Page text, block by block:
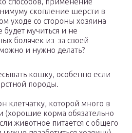
скопление шерсти в
уходе со стороны хозяина
мучиться и не
болячек из-за своей
и нужно делать?
кошку, особенно если
породы.
клетчатку, которой много в
(хорошие корма обязательно
животное питается с общего